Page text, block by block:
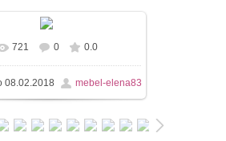
721 0 0.0
08.02.2018 mebel-elena83